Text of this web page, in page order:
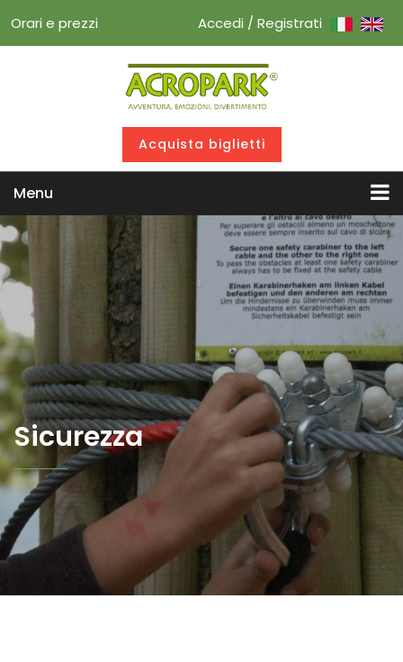
Orari e prezzi Accedi / Registrati
Acquista biglietti
Menu
Sicurezza